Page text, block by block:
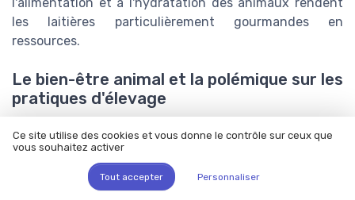
les laitières particulièrement gourmandes en
ressources.
Le bien-être animal et la polémique sur les
pratiques d'élevage
sont également fréquentes. Des organisations telles
ont régulièrement dénoncé les conditions de
vie des vaches laitières dans certaines fermes. Ces
Ce site utilise des cookies et vous donne le contrôle sur ceux que
vous souhaitez activer
Tout accepter Personnaliser